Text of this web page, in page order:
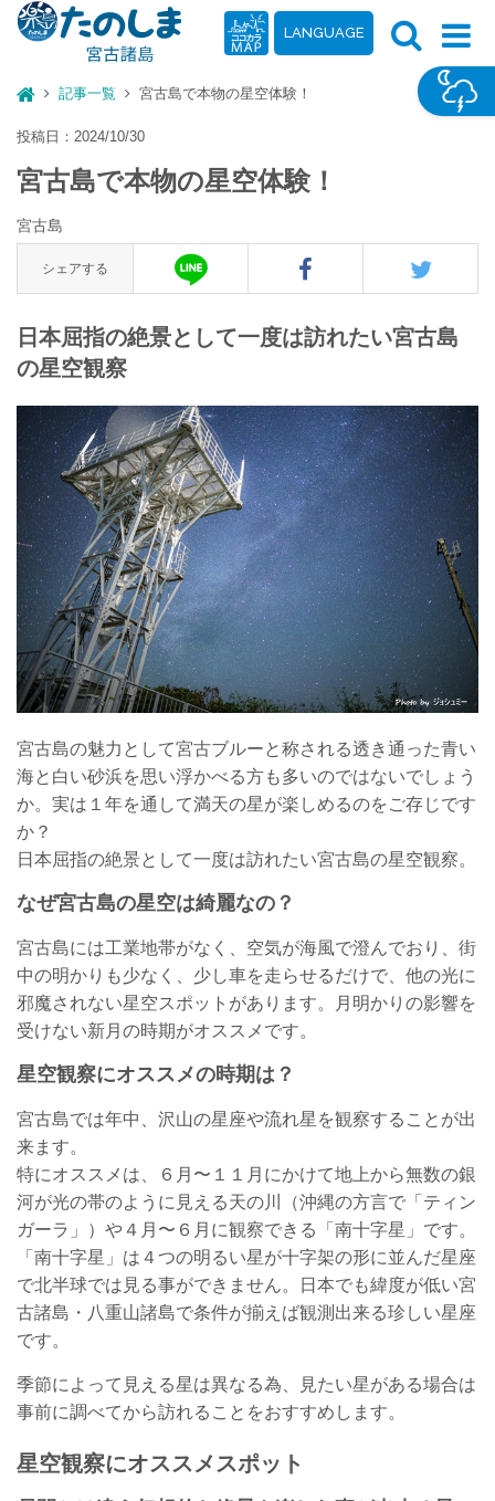
LANGUAGE
記事一覧 宮古島で本物の星空体験！
投稿日：2024/10/30
宮古島で本物の星空体験！
宮古島
シェアする
日本屈指の絶景として一度は訪れたい宮古島
の星空観察
宮古島の魅力として宮古ブルーと称される透き通った青い
海と白い砂浜を思い浮かべる方も多いのではないでしょう
か。実は１年を通して満天の星が楽しめるのをご存じです
か？
日本屈指の絶景として一度は訪れたい宮古島の星空観察。
なぜ宮古島の星空は綺麗なの？
宮古島には工業地帯がなく、空気が海風で澄んでおり、街
中の明かりも少なく、少し車を走らせるだけで、他の光に
邪魔されない星空スポットがあります。月明かりの影響を
受けない新月の時期がオススメです。
星空観察にオススメの時期は？
宮古島では年中、沢山の星座や流れ星を観察することが出
来ます。
特にオススメは、６月〜１１月にかけて地上から無数の銀
河が光の帯のように見える天の川（沖縄の方言で「ティン
ガーラ」）や４月〜６月に観察できる「南十字星」です。
「南十字星」は４つの明るい星が十字架の形に並んだ星座
で北半球では見る事ができません。日本でも緯度が低い宮
古諸島・八重山諸島で条件が揃えば観測出来る珍しい星座
です。
季節によって見える星は異なる為、見たい星がある場合は
事前に調べてから訪れることをおすすめします。
星空観察にオススメスポット